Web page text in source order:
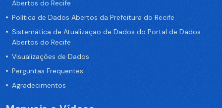
Abertos do Recife
Política de Dados Abertos da Prefeitura do Recife
Sistemática de Atualização de Dados do Portal de Dados
Abertos do Recife
Visualizações de Dados
Perguntas Frequentes
Agradecimentos